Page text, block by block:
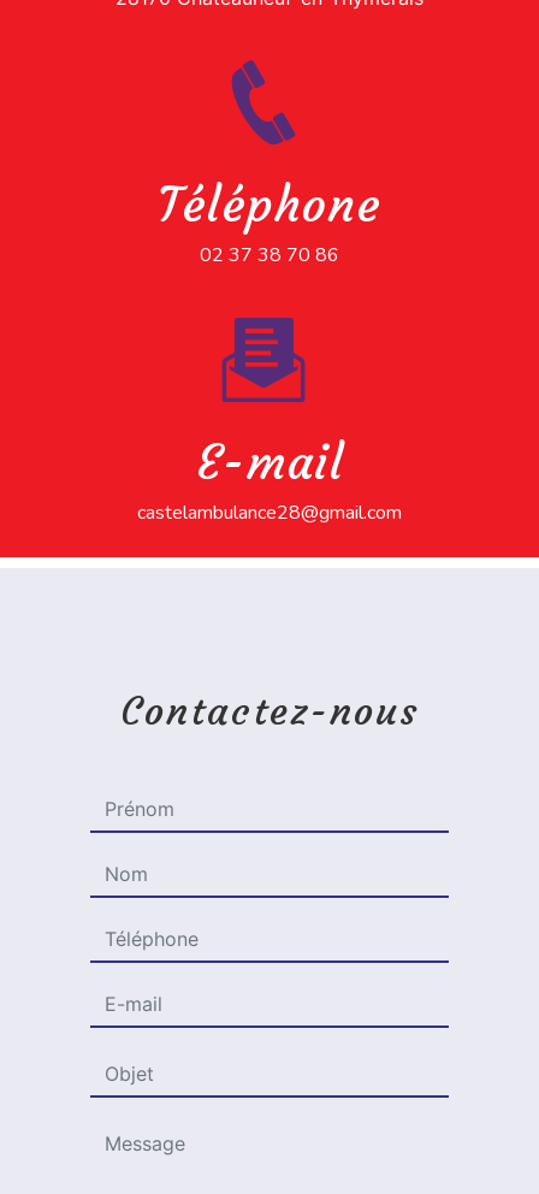
Téléphone
02 37 38 70 86
E-mail
castelambulance28@gmail.com
Contactez-nous